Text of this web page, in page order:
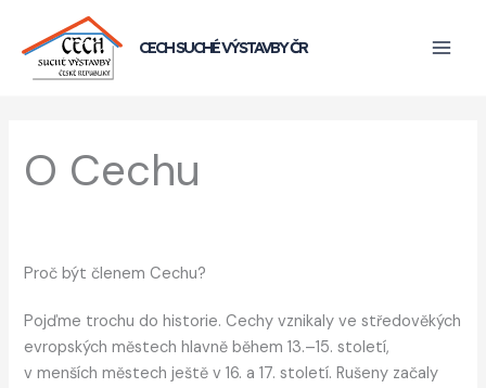
obsah
CECH SUCHÉ VÝSTAVBY ČR
O Cechu
Proč být členem Cechu?
Pojďme trochu do historie. Cechy vznikaly ve středověkých
evropských městech hlavně během 13.–15. století,
v menších městech ještě v 16. a 17. století. Rušeny začaly